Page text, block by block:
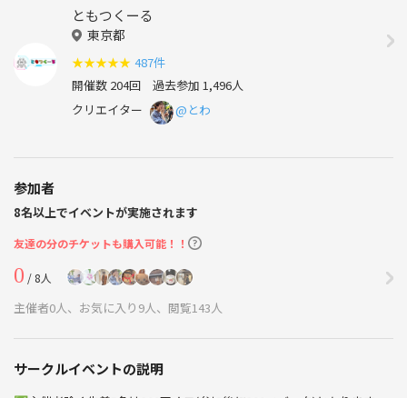
ともつくーる
東京都
★★★★★ 487件
開催数 204回 過去参加 1,496人
クリエイター
@とわ
参加者
8名以上でイベントが実施されます
友達の分のチケットも購入可能！！
0 / 8人
主催者0人、お気に入り9人、閲覧143人
サークルイベントの説明